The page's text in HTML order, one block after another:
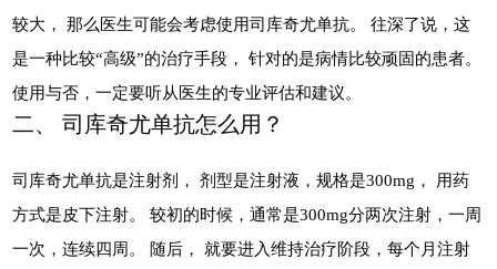
较大， 那么医生可能会考虑使用司库奇尤单抗。 往深了说，这
是一种比较“高级”的治疗手段， 针对的是病情比较顽固的患者。
使用与否，一定要听从医生的专业评估和建议。
二、 司库奇尤单抗怎么用？
司库奇尤单抗是注射剂， 剂型是注射液，规格是300mg， 用药
方式是皮下注射。 较初的时候，通常是300mg分两次注射，一周
一次，连续四周。 随后， 就要进入维持治疗阶段，每个月注射